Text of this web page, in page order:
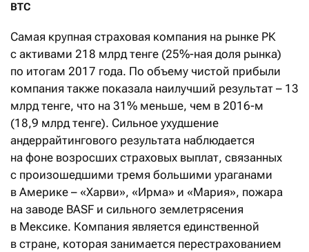
ВТС
Самая крупная страховая компания на рынке РК
с активами 218 млрд тенге (25%-ная доля рынка)
по итогам 2017 года. По объему чистой прибыли
компания также показала наилучший результат – 13
млрд тенге, что на 31% меньше, чем в 2016-м
(18,9 млрд тенге). Сильное ухудшение
андеррайтингового результата наблюдается
на фоне возросших страховых выплат, связанных
с произошедшими тремя большими ураганами
в Америке – «Харви», «Ирма» и «Мария», пожара
на заводе BASF и сильного землетрясения
в Мексике. Компания является единственной
в стране, которая занимается перестрахованием